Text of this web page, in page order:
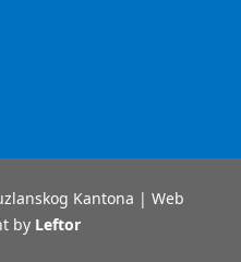
Kantona | Web
by Leftor